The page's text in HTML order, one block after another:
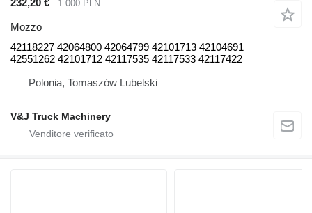
232,20 € 1.000 PLN
Mozzo
42118227 42064800 42064799 42101713 42104691
42551262 42101712 42117535 42117533 42117422
Polonia, Tomaszów Lubelski
V&J Truck Machinery